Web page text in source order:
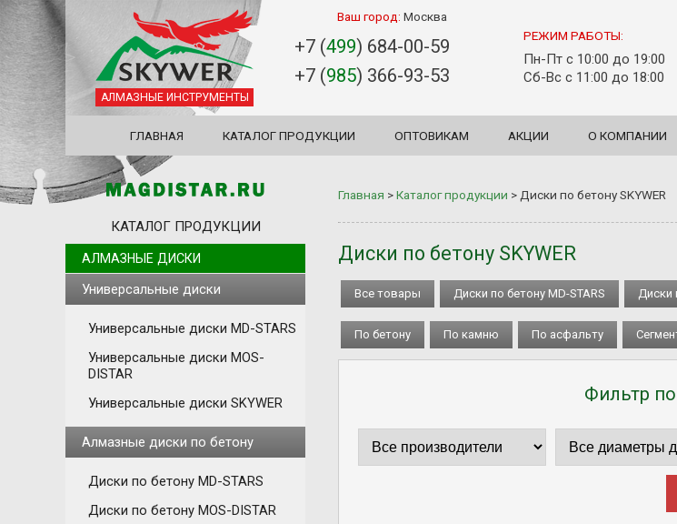
АЛМАЗНЫЕ ИНСТРУМЕНТЫ
Ваш город: Москва
+7 (499) 684-00-59
+7 (985) 366-93-53
РЕЖИМ РАБОТЫ:
Пн-Пт с 10:00 до 19:00
Сб-Вс с 11:00 до 18:00
ГЛАВНАЯ КАТАЛОГ ПРОДУКЦИИ ОПТОВИКАМ АКЦИИ О КОМПАНИИ
КАТАЛОГ ПРОДУКЦИИ
АЛМАЗНЫЕ ДИСКИ
Универсальные диски
Универсальные диски MD-STARS
Универсальные диски MOS-
DISTAR
Универсальные диски SKYWER
Алмазные диски по бетону
Диски по бетону MD-STARS
Диски по бетону MOS-DISTAR
Главная >Каталог продукции > Диски по бетону SKYWER
Диски по бетону SKYWER
Все товары Диски по бетону MD-STARS Диски
По бетону По камню По асфальту
Фильтр